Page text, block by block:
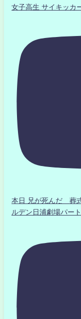
女子高生 サイキッカ
本日 兄が死んだ 葬
ルデン日浦劇場パー